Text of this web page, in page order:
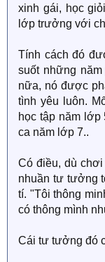
xinh gái, học
lớp trưởng với
Tính cách đó
suốt những
nữa, nó được
tình yêu luôn.
học tập năm lớp
ca năm lớp 7..
Có điều, dù
nhuần tư tưởng
tí. "Tôi thông
có thông mình
Cái tư tưởng đó